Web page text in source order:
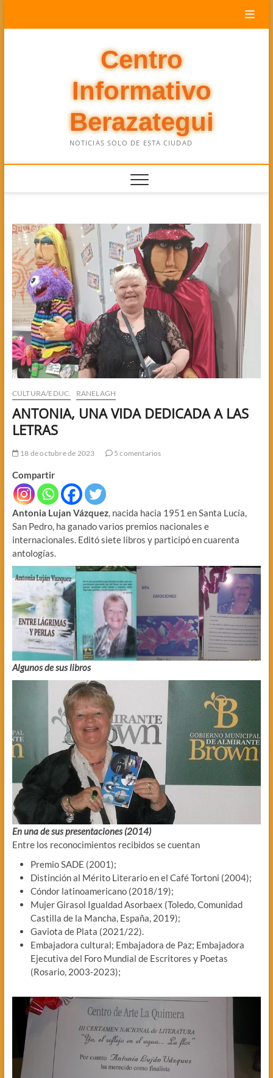
Centro
Informativo
Berazategui
NOTICIAS SOLO DE ESTA CIUDAD
CULTURA/EDUC. RANELAGH
ANTONIA, UNA VIDA DEDICADA A LAS
LETRAS
18 de octubre de 2023 5 comentarios
Compartir
Antonia Lujan Vázquez, nacida hacia 1951 en Santa Lucía,
San Pedro, ha ganado varios premios nacionales e
internacionales. Editó siete libros y participó en cuarenta
antologías.
Algunos de sus libros
En una de sus presentaciones (2014)
Entre los reconocimientos recibidos se cuentan
Premio SADE (2001);
Distinción al Mérito Literario en el Café Tortoni (2004);
Cóndor latinoamericano (2018/19);
Mujer Girasol Igualdad Asorbaex (Toledo, Comunidad
Castilla de la Mancha, España, 2019);
Gaviota de Plata (2021/22).
Embajadora cultural; Embajadora de Paz; Embajadora
Ejecutiva del Foro Mundial de Escritores y Poetas
(Rosario, 2003-2023);